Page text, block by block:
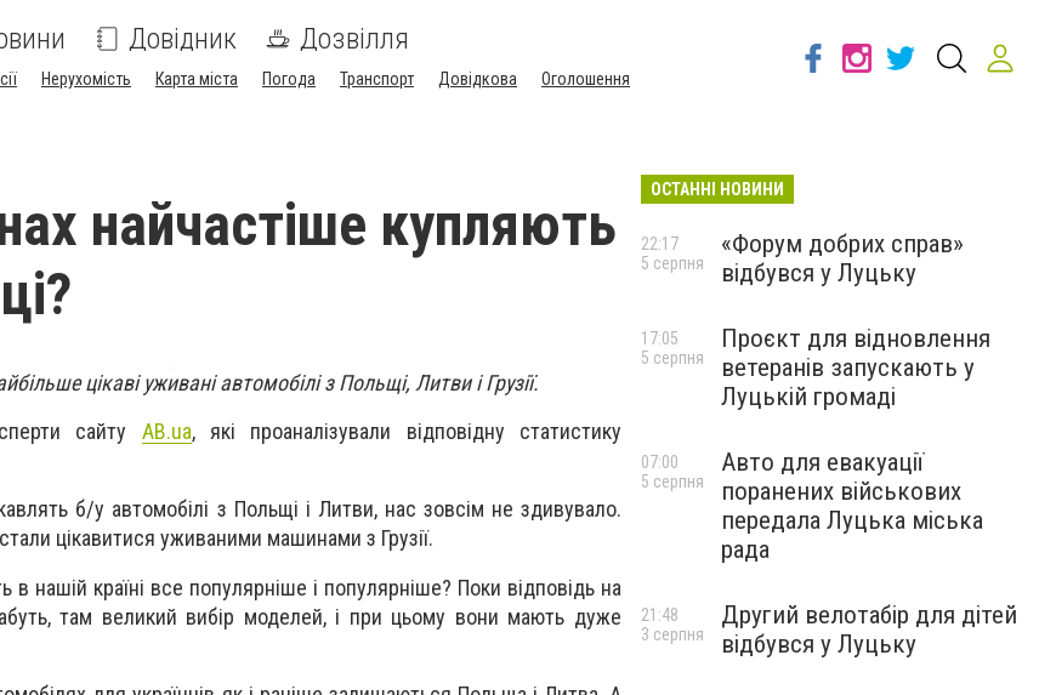
Довідник Дозвілля
Нерухомість Карта міста Погода Транспорт Довідкова Оголошення
найчастіше купляють
цікаві уживані автомобілі з Польщі, Литви і Грузії.
сайту AB.ua, які проаналізували відповідну статистику
б/у автомобілі з Польщі і Литви, нас зовсім не здивувало.
цікавитися уживаними машинами з Грузії.
в нашій країні все популярніше і популярніше? Поки відповідь на
там великий вибір моделей, і при цьому вони мають дуже
ОСТАННІ НОВИНИ
«Форум добрих справ»
відбувся у Луцьку
22:17
5 серпня
Проєкт для відновлення
ветеранів запускають у
Луцькій громаді
17:05
5 серпня
Авто для евакуації
поранених військових
передала Луцька міська
рада
07:00
5 серпня
Другий велотабір для дітей
відбувся у Луцьку
21:48
3 серпня